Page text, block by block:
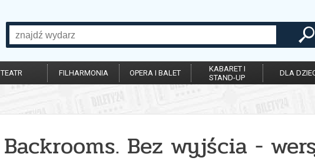
TEATR FILHARMONIA OPERA I BALET
KABARET I
STAND-UP
DLA
Backrooms. Bez wyjścia -